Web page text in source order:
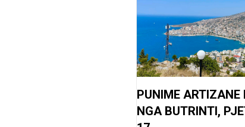
PUNIME ARTIZANE
NGA BUTRINTI,